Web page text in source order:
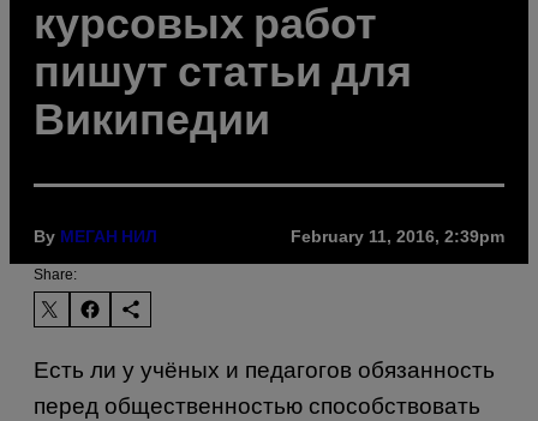
курсовых работ
пишут статьи для
Википедии
By МЕГАН НИЛ February 11, 2016, 2:39pm
Share:
Есть ли у учёных и педагогов обязанность
перед общественностью способствовать